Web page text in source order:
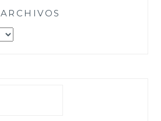
ARCHIVOS